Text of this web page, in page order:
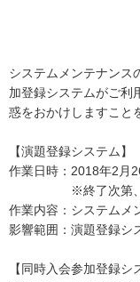
システムメンテナンス
加登録システムがご利
惑をおかけしますこと
【演題登録システム】
作業日時：2018年2月
※終了次第、ホー
作業内容：システムメ
影響範囲：演題登録シ
【同時入会参加登録シ